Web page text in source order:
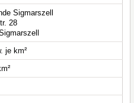
Sigmarszell
28
je km²